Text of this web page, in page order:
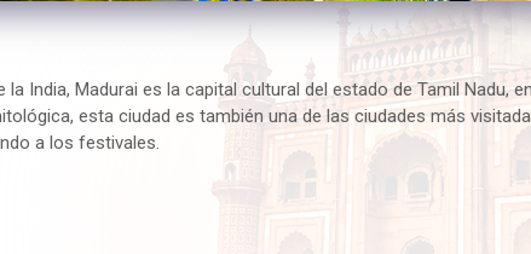
India, Madurai es la capital cultural del estado de Tamil Nadu,
esta ciudad es también una de las ciudades más
a los festivales.